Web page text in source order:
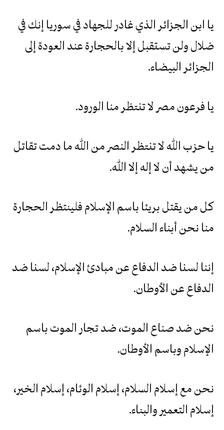
يا ابن الجزائر الذي غادر للجهاد في سوريا إنك في
ضلال ولن تستقبل إلا بالحجارة عند العودة إلى
الجزائر البيضاء.
يا فرعون مصر لا تنتظر منا الورود.
يا حزب الله لا تنتظر النصر من الله ما دمت تقاتل
من يشهد أن لا إله إلا الله.
كل من يقتل بريئا باسم الإسلام فلينتظر الحجارة
منا نحن أبناء السلام.
إننا لسنا ضد الدفاع عن مبادئ الإسلام، لسنا ضد
الدفاع عن الأوطان.
نحن ضد صناع الموت، ضد تجار الموت باسم
الإسلام وباسم الأوطان.
نحن مع إسلام السلام، إسلام الوئام، إسلام الخير،
إسلام التعمير والبناء.